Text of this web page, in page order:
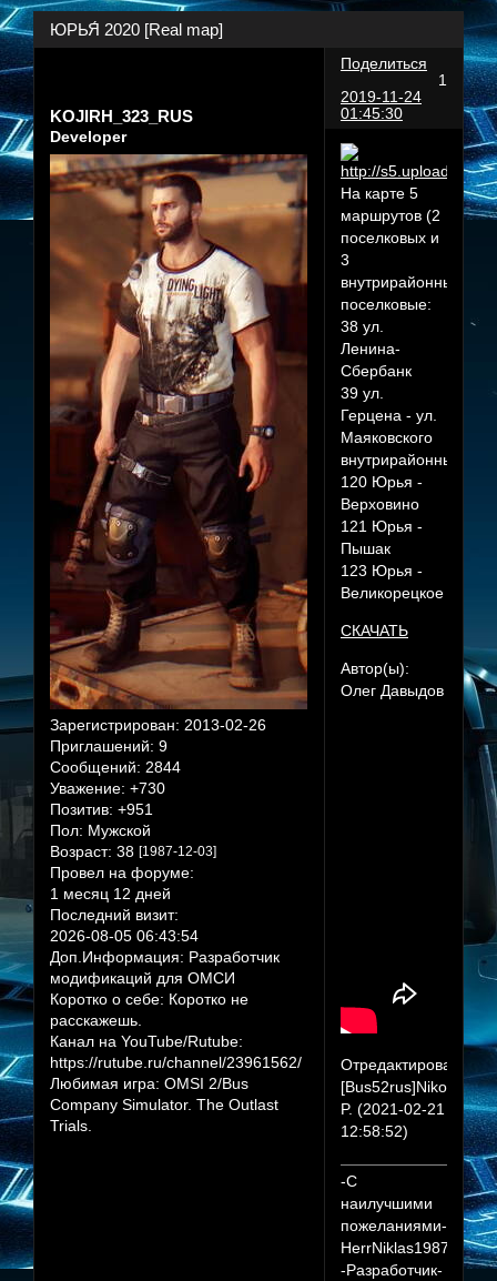
ЮРЬЯ́ 2020 [Real map]
Поделиться
1
2019-11-24
01:45:30
KOJIRH_323_RUS
Developer
Зарегистрирован: 2013-02-26
Приглашений: 9
Сообщений: 2844
Уважение: +730
Позитив: +951
Пол: Мужской
Возраст: 38 [1987-12-03]
Провел на форуме:
1 месяц 12 дней
Последний визит:
2026-08-05 06:43:54
Доп.Информация: Разработчик
модификаций для ОМСИ
Коротко о себе: Коротко не
расскажешь.
Канал на YouTube/Rutube:
https://rutube.ru/channel/23961562/
Любимая игра: OMSI 2/Bus
Company Simulator. The Outlast
Trials.
На карте 5
маршрутов (2
поселковых и
3
внутрирайонных):
поселковые:
38 ул.
Ленина-
Сбербанк
39 ул.
Герцена - ул.
Маяковского
внутрирайонные:
120 Юрья -
Верховино
121 Юрья -
Пышак
123 Юрья -
Великорецкое
СКАЧАТЬ
Автор(ы):
Олег Давыдов
Отредактировано
[Bus52rus]Nikola
P. (2021-02-21
12:58:52)
-С
наилучшими
пожеланиями-
HerrNiklas1987
-Разработчик-